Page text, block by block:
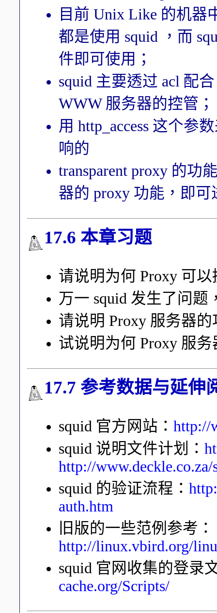
目前 Unix Like 的机器
都是使用 squid ，而
件即可使用；
squid 主要透过 acl 配
WWW 服务器的控管；
用 http_access 这个参
响的
transparent proxy 的功
器的 proxy 功能，即
17.6 本章习题
请说明为何 Proxy 可
万一 squid 发生了问
请说明 Proxy 服务器
试说明为何 Proxy 服
17.7 参考数据与延伸
squid 官方网站： http://
squid 说明文件计划：
http://www.deckle.co.za/
squid 的验证流程：
auth.htm
旧版的一些范例参考：
http://linux.vbird.org/
squid 官网收集的登录
cache.org/Scripts/